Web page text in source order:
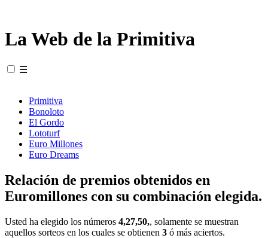
La Web de la Primitiva
☰
Primitiva
Bonoloto
El Gordo
Lototurf
Euro Millones
Euro Dreams
Relación de premios obtenidos en
Euromillones con su combinación elegida.
Usted ha elegido los números 4,27,50,, solamente se muestran
aquellos sorteos en los cuales se obtienen 3 ó más aciertos.